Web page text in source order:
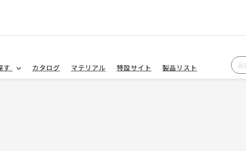
す カタログ マテリアル 特設サイト 製品リスト